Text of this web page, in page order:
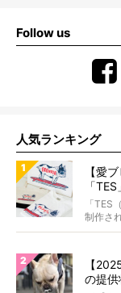
Follow us
人気ランキング
【愛
「
「
制作さ
【
の提供